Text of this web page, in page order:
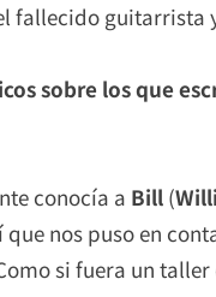
fallecido
sobre los que
conocía a Bill (
nos puso en
si fuera un